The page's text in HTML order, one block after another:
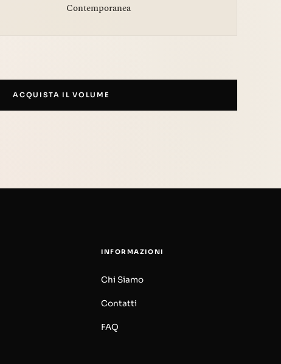
Contemporanea
ACQUISTA IL VOLUME
INFORMAZIONI
Chi Siamo
Contatti
FAQ